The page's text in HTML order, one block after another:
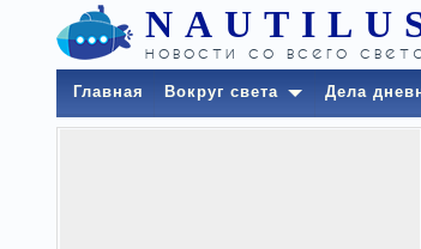
новости со всего
Главная Вокруг света Дела